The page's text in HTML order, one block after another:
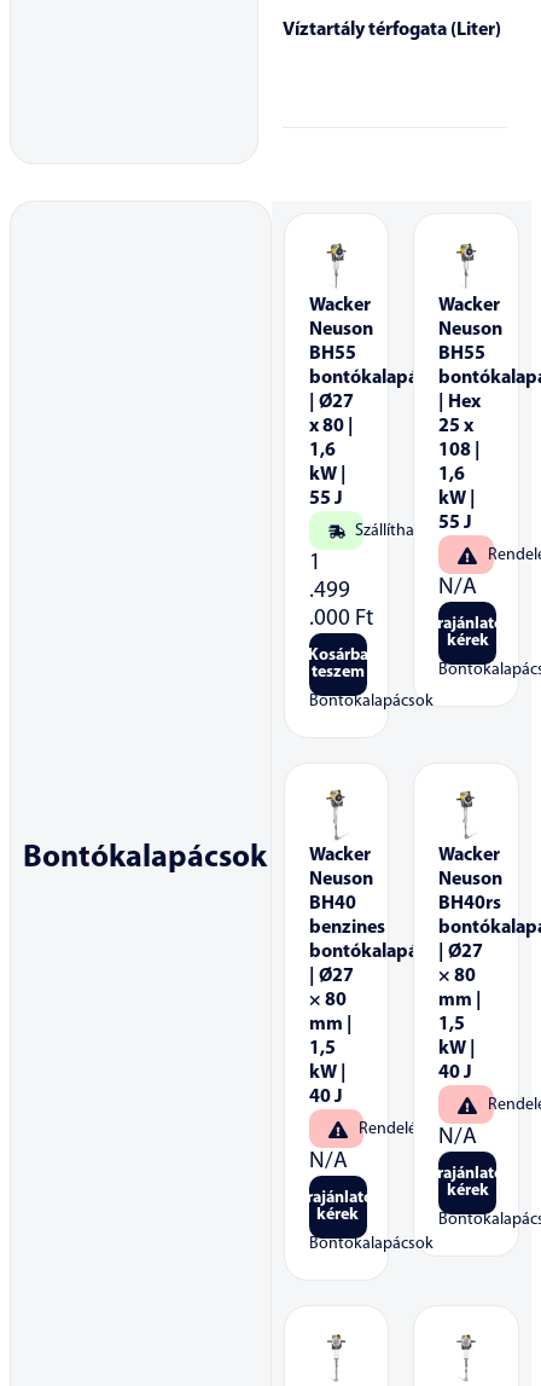
Víztartály térfogata (Liter)
Bontókalapácsok
Wacker
Neuson
BH55
bontókalapács
| Ø27
x 80 |
1,6
kW |
55 J
Szállítható
1
.499
.000 Ft
Kosárba
teszem
Bontókalapácsok
Wacker
Neuson
BH55
| Hex
25 x
108 |
1,6
kW |
55 J
N/A
Árajánlatot
kérek
Wacker
Neuson
BH40
benzines
bontókalapács
| Ø27
× 80
mm |
1,5
kW |
40 J
Rendelésre
N/A
Árajánlatot
kérek
Bontókalapácsok
Wacker
Neuson
BH40rs
| Ø27
× 80
mm |
1,5
kW |
40 J
N/A
Árajánlatot
kérek